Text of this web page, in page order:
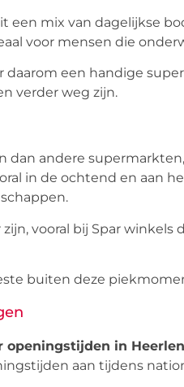
een mix van dagelijkse
voor mensen die
daarom een handige
verder weg zijn.
dan andere
in de ochtend en aan
vooral bij Spar winkels
buiten deze
openingstijden in Heerlen
aan tijdens